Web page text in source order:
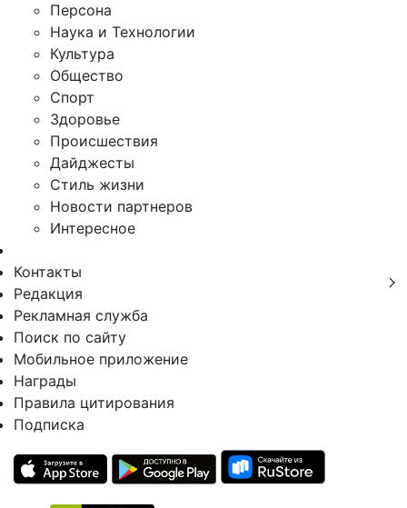
Персона
Наука и Технологии
Культура
Общество
Спорт
Здоровье
Происшествия
Дайджесты
Стиль жизни
Новости партнеров
Интересное
Контакты
Редакция
Рекламная служба
Поиск по сайту
Мобильное приложение
Награды
Правила цитирования
Подписка